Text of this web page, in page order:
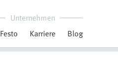
Unternehmen
Karriere Blog